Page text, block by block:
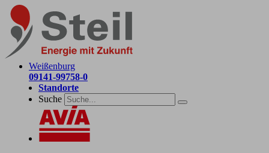
Weißenburg
09141-99758-0
Standorte
Suche